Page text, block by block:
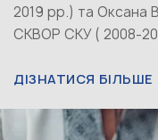
2019 рр.) та Оксана
СКВОР СКУ ( 2008-
ДІЗНАТИСЯ БІЛЬШЕ